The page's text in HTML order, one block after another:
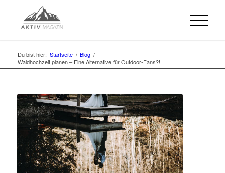
Du bist hier: Startseite / Blog /
Waldhochzeit planen – Eine Alternative für Outdoor-Fans?!